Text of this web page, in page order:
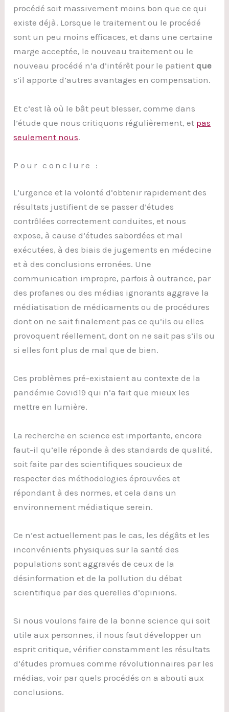
procédé soit massivement moins bon que ce qui
existe déjà. Lorsque le traitement ou le procédé
sont un peu moins efficaces, et dans une certaine
marge acceptée, le nouveau traitement ou le
nouveau procédé n’a d’intérêt pour le patientque
s’il apporte d’autres avantages en compensation.
Et c’est là où le bât peut blesser, comme dans
l’étude que nous critiquons régulièrement, et pas
seulement nous.
Pour conclure :
L’urgence et la volonté d’obtenir rapidement des
résultats justifient de se passer d’études
contrôlées correctement conduites, et nous
expose, à cause d’études sabordées et mal
exécutées, à des biais de jugements en médecine
et à des conclusions erronées. Une
communication impropre, parfois à outrance, par
des profanes ou des médias ignorants aggrave la
médiatisation de médicaments ou de procédures
dont on ne sait finalement pas ce qu’ils ou elles
provoquent réellement, dont on ne sait pas s’ils ou
si elles font plus de mal que de bien.
Ces problèmes pré-existaient au contexte de la
pandémie Covid19 qui n’a fait que mieux les
mettre en lumière.
La recherche en science est importante, encore
faut-il qu’elle réponde à des standards de qualité,
soit faite par des scientifiques soucieux de
respecter des méthodologies éprouvées et
répondant à des normes, et cela dans un
environnement médiatique serein.
Ce n’est actuellement pas le cas, les dégâts et les
inconvénients physiques sur la santé des
populations sont aggravés de ceux de la
désinformation et de la pollution du débat
scientifique par des querelles d’opinions.
Si nous voulons faire de la bonne science qui soit
utile aux personnes, il nous faut développer un
esprit critique, vérifier constamment les résultats
d’études promues comme révolutionnaires par les
médias, voir par quels procédés on a abouti aux
conclusions.